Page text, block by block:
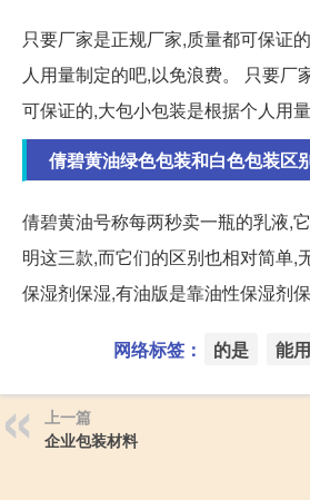
只要厂家是正规厂家,质量都可保证
人用量制定的吧,以免浪费。 只要厂
可保证的,大包小包装是根据个人用量
倩碧黄油绿色包装和白色包装区
倩碧黄油号称每两秒卖一瓶的乳液,
明这三款,而它们的区别也相对简单,
保湿剂保湿,有油版是靠油性保湿剂保
网络标签： 的是 能用
上一篇
企业包装材料